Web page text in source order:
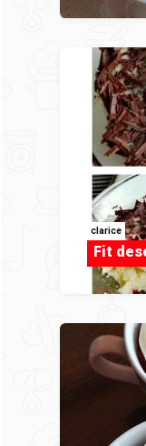
clarice
Fit